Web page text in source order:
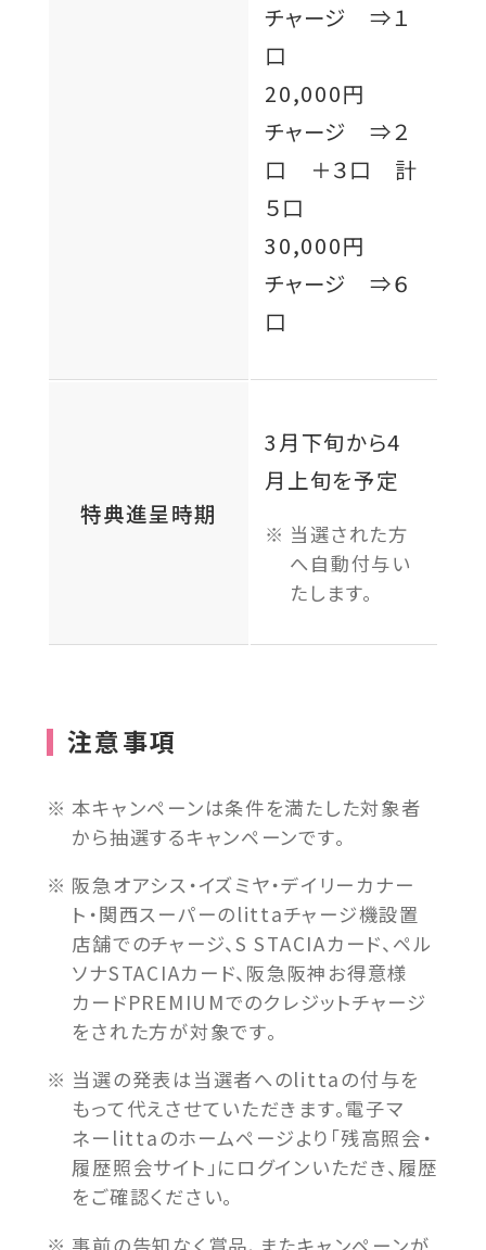
チャージ ⇒１
口
20,000円
チャージ ⇒２
口 ＋３口 計
５口
30,000円
チャージ ⇒６
口
特典進呈時期
3月下旬から4
月上旬を予定
当選された方
へ自動付与い
たします。
注意事項
本キャンペーンは条件を満たした対象者
から抽選するキャンペーンです。
阪急オアシス・イズミヤ・デイリーカナー
ト・関西スーパーのlittaチャージ機設置
店舗でのチャージ、S STACIAカード、ペル
ソナSTACIAカード、阪急阪神お得意様
カードPREMIUMでのクレジットチャージ
をされた方が対象です。
当選の発表は当選者へのlittaの付与を
もって代えさせていただきます。電子マ
ネーlittaのホームページより「残高照会・
履歴照会サイト」にログインいただき、履歴
をご確認ください。